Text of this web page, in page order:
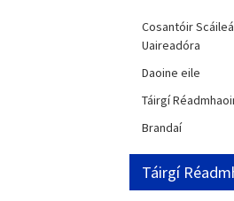
Cosantóir
Uaireadóra
Daoine eile
Táirgí
Brandaí
Táirgí